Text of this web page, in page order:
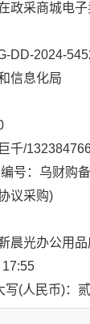
政采商城电
DD-2024-
信息化局
千/
号：乌财购
议采购)
晨光办公用品
(人民币)：